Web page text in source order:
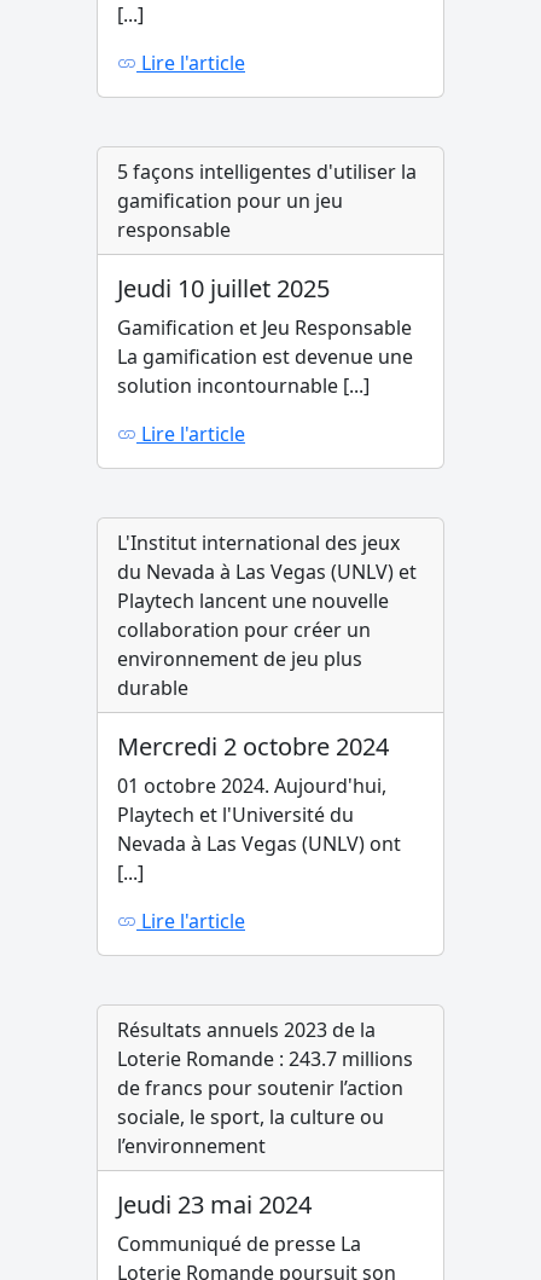
[...]
Lire l'article
5 façons intelligentes d'utiliser la
gamification pour un jeu
responsable
Jeudi 10 juillet 2025
Gamification et Jeu Responsable
La gamification est devenue une
solution incontournable [...]
Lire l'article
L'Institut international des jeux
du Nevada à Las Vegas (UNLV) et
Playtech lancent une nouvelle
collaboration pour créer un
environnement de jeu plus
durable
Mercredi 2 octobre 2024
01 octobre 2024. Aujourd'hui,
Playtech et l'Université du
Nevada à Las Vegas (UNLV) ont
[...]
Lire l'article
Résultats annuels 2023 de la
Loterie Romande : 243.7 millions
de francs pour soutenir l’action
sociale, le sport, la culture ou
l’environnement
Jeudi 23 mai 2024
Communiqué de presse La
Loterie Romande poursuit son